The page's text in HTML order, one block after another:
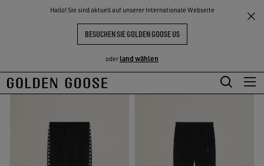
Hallo! Sie sind aktuell auf unserer Internationale Webseite
BESUCHEN SIE GOLDEN GOOSE US
oder land wählen
Zum
Zum
springen
ERLEBNISSE THE
COMMUNITY
Star Collection
STAR COLLECTION